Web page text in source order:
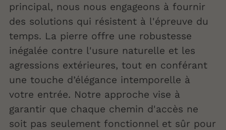
principal, nous nous engageons à fournir
des solutions qui résistent à l'épreuve du
temps. La pierre offre une robustesse
inégalée contre l'usure naturelle et les
agressions extérieures, tout en conférant
une touche d’élégance intemporelle à
votre entrée. Notre approche vise à
garantir que chaque chemin d'accès ne
soit pas seulement fonctionnel et sûr pour